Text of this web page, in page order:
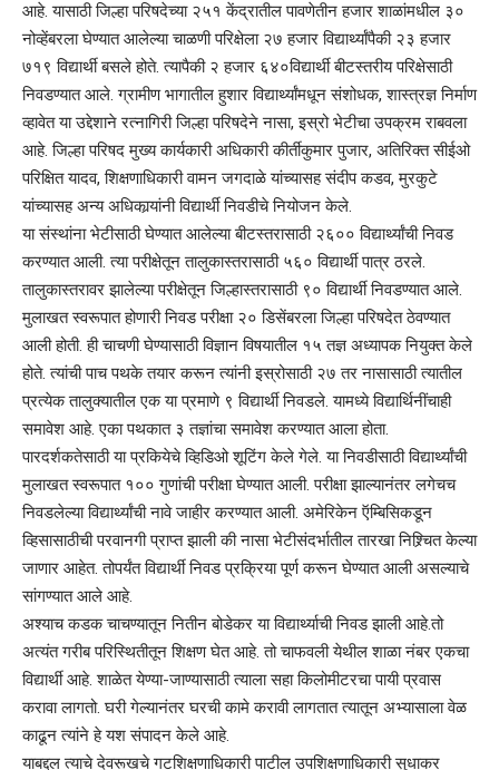
आहे. यासाठी जिल्हा परिषदेच्या २५१ केंद्रातील पावणेतीन हजार शाळांमधील ३०
नोव्हेंबरला घेण्यात आलेल्या चाळणी परिक्षेला २७ हजार विद्यार्थ्यांपैकी २३ हजार
७१९ विद्यार्थी बसले होते. त्यापैकी २ हजार ६४०विद्यार्थी बीटस्तरीय परिक्षेसाठी
निवडण्यात आले. ग्रामीण भागातील हुशार विद्यार्थ्यांमधून संशोधक, शास्त्रज्ञ निर्माण
व्हावेत या उद्देशाने रत्नागिरी जिल्हा परिषदेने नासा, इस्रो भेटीचा उपक्रम राबवला
आहे. जिल्हा परिषद मुख्य कार्यकारी अधिकारी कीर्तीकुमार पुजार, अतिरिक्त सीईओ
परिक्षित यादव, शिक्षणाधिकारी वामन जगदाळे यांच्यासह संदीप कडव, मुरकुटे
यांच्यासह अन्य अधिकार्‍यांनी विद्यार्थी निवडीचे नियोजन केले.
या संस्थांना भेटीसाठी घेण्यात आलेल्या बीटस्तरासाठी २६०० विद्यार्थ्यांची निवड
करण्यात आली. त्या परीक्षेतून तालुकास्तरासाठी ५६० विद्यार्थी पात्र ठरले.
तालुकास्तरावर झालेल्या परीक्षेतून जिल्हास्तरासाठी ९० विद्यार्थी निवडण्यात आले.
मुलाखत स्वरूपात होणारी निवड परीक्षा २० डिसेंबरला जिल्हा परिषदेत ठेवण्यात
आली होती. ही चाचणी घेण्यासाठी विज्ञान विषयातील १५ तज्ञ अध्यापक नियुक्त केले
होते. त्यांची पाच पथके तयार करून त्यांनी इस्रोसाठी २७ तर नासासाठी त्यातील
प्रत्येक तालुक्यातील एक या प्रमाणे ९ विद्यार्थी निवडले. यामध्ये विद्यार्थिनींचाही
समावेश आहे. एका पथकात ३ तज्ञांचा समावेश करण्यात आला होता.
पारदर्शकतेसाठी या प्रकियेचे व्हिडिओ शूटिंग केले गेले. या निवडीसाठी विद्यार्थ्यांची
मुलाखत स्वरूपात १०० गुणांची परीक्षा घेण्यात आली. परीक्षा झाल्यानंतर लगेचच
निवडलेल्या विद्यार्थ्यांची नावे जाहीर करण्यात आली. अमेरिकेन ऍम्बिसिकडून
व्हिसासाठीची परवानगी प्राप्त झाली की नासा भेटीसंदर्भातील तारखा निश्र्चित केल्या
जाणार आहेत. तोपर्यंत विद्यार्थी निवड प्रक्रिया पूर्ण करून घेण्यात आली असल्याचे
सांगण्यात आले आहे.
अश्याच कडक चाचण्यातून नितीन बोडेकर या विद्यार्थ्याची निवड झाली आहे.तो
अत्यंत गरीब परिस्थितीतून शिक्षण घेत आहे. तो चाफवली येथील शाळा नंबर एकचा
विद्यार्थी आहे. शाळेत येण्या-जाण्यासाठी त्याला सहा किलोमीटरचा पायी प्रवास
करावा लागतो. घरी गेल्यानंतर घरची कामे करावी लागतात त्यातून अभ्यासाला वेळ
काढून त्यांने हे यश संपादन केले आहे.
याबद्दल त्याचे देवरूखचे गटशिक्षणाधिकारी पाटील उपशिक्षणाधिकारी सुधाकर